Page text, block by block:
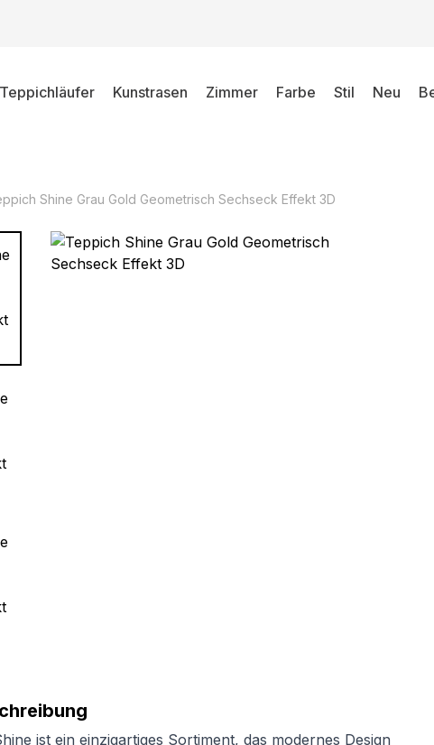
Teppichläufer Kunstrasen Zimmer Farbe Stil Neu
Shine Grau Gold Geometrisch Sechseck Effekt 3D
ist ein einzigartiges Sortiment, das modernes Design